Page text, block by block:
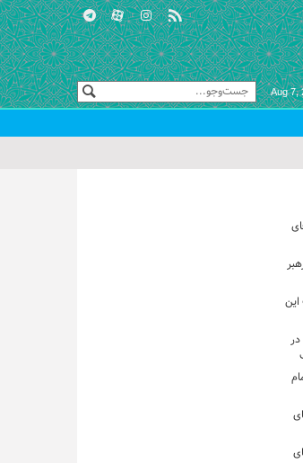
Aug 7,